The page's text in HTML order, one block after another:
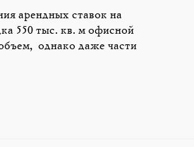
арендных ставок на
550 тыс. кв. м офисной
однако даже части